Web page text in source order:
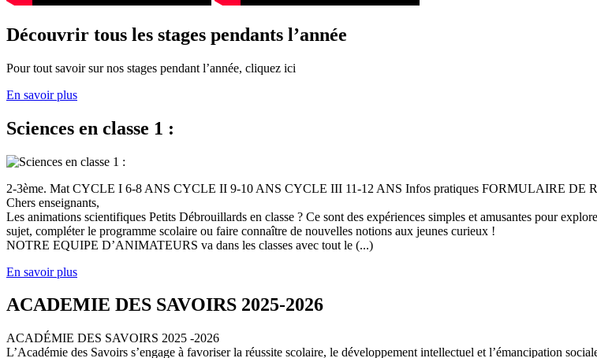
Découvrir tous les stages pendants l’année
Pour tout savoir sur nos stages pendant l’année, cliquez ici
En savoir plus
Sciences en classe 1 :
2-3ème. Mat CYCLE I 6-8 ANS CYCLE II 9-10 ANS CYCLE III 11-12 ANS Infos pratiques FORMULAIRE DE
Chers enseignants,
Les animations scientifiques Petits Débrouillards en classe ? Ce sont des expériences simples et amusantes pour
sujet, compléter le programme scolaire ou faire connaître de nouvelles notions aux jeunes curieux !
NOTRE EQUIPE D’ANIMATEURS va dans les classes avec tout le (...)
En savoir plus
ACADEMIE DES SAVOIRS 2025-2026
ACADÉMIE DES SAVOIRS 2025 -2026
L’Académie des Savoirs s’engage à favoriser la réussite scolaire, le développement intellectuel et l’émancipation